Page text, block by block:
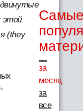
этой
(they
за
месяц
за
все